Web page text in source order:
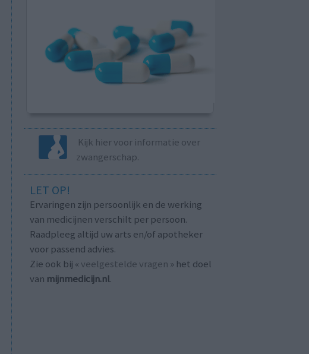
Kijk hier voor informatie over
zwangerschap.
LET OP!
Ervaringen zijn persoonlijk en de werking
van medicijnen verschilt per persoon.
Raadpleeg altijd uw arts en/of apotheker
voor passend advies.
Zie ook bij « veelgestelde vragen » het doel
van mijnmedicijn.nl.